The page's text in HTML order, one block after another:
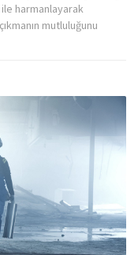
harmanlayarak
mutluluğunu